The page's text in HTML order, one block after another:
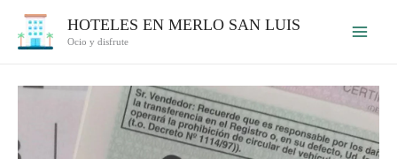
HOTELES EN MERLO SAN LUIS
Ocio y disfrute